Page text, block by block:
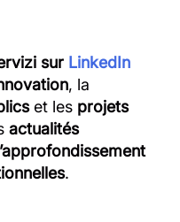
sur LinkedIn
, la
et les projets
actualités
.